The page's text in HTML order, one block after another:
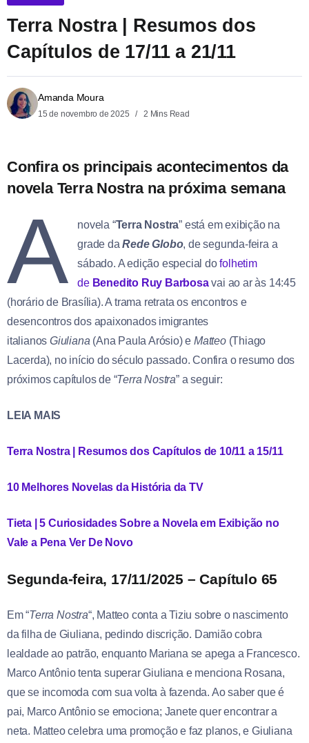
Terra Nostra | Resumos dos
Capítulos de 17/11 a 21/11
Amanda Moura
15 de novembro de 2025 2 Mins Read
Confira os principais acontecimentos da
novela Terra Nostra na próxima semana
A novela “Terra Nostra” está em exibição na
grade daRede Globo, de segunda-feira a
sábado. A edição especial dofolhetim
de Benedito Ruy Barbosavai ao ar às 14:45
(horário de Brasília). A trama retrata os encontros e
desencontros dos apaixonados imigrantes
italianos Giuliana (Ana Paula Arósio) eMatteo(Thiago
Lacerda), no início do século passado. Confira o resumo dos
próximos capítulos de “Terra Nostra” a seguir:
LEIA MAIS
Terra Nostra | Resumos dos Capítulos de 10/11 a 15/11
10 Melhores Novelas da História da TV
Tieta | 5 Curiosidades Sobre a Novela em Exibição no
Vale a Pena Ver De Novo
Segunda-feira, 17/11/2025 – Capítulo 65
Em “Terra Nostra“, Matteo conta a Tiziu sobre o nascimento
da filha de Giuliana, pedindo discrição. Damião cobra
lealdade ao patrão, enquanto Mariana se apega a Francesco.
Marco Antônio tenta superar Giuliana e menciona Rosana,
que se incomoda com sua volta à fazenda. Ao saber que é
pai, Marco Antônio se emociona; Janete quer encontrar a
neta. Matteo celebra uma promoção e faz planos, e Giuliana